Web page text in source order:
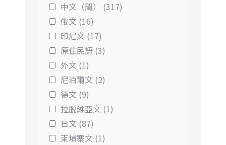
中文（閩） (317)
俄文 (16)
印尼文 (17)
原住民語 (3)
外文 (1)
尼泊爾文 (2)
德文 (9)
拉脫維亞文 (1)
日文 (87)
柬埔寨文 (1)